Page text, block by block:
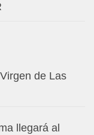
de Las
llegará al